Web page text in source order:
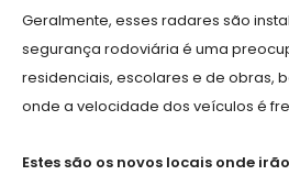
Geralmente, esses radares são
segurança rodoviária é uma
residenciais, escolares e de obras,
onde a velocidade dos veículos é
Estes são os novos locais onde